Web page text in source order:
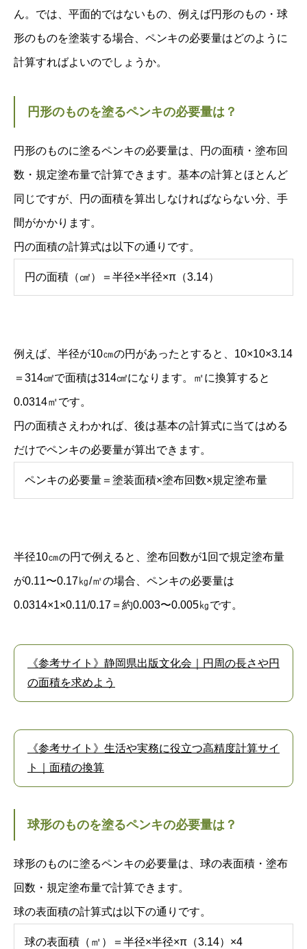
ん。では、平面的ではないもの、例えば円形のもの・球
形のものを塗装する場合、ペンキの必要量はどのように
計算すればよいのでしょうか。
円形のものを塗るペンキの必要量は？
円形のものに塗るペンキの必要量は、円の面積・塗布回
数・規定塗布量で計算できます。基本の計算とほとんど
同じですが、円の面積を算出しなければならない分、手
間がかかります。
円の面積の計算式は以下の通りです。
円の面積（㎠）＝半径×半径×π（3.14）
例えば、半径が10㎝の円があったとすると、10×10×3.14
＝314㎠で面積は314㎠になります。㎡に換算すると
0.0314㎡です。
円の面積さえわかれば、後は基本の計算式に当てはめる
だけでペンキの必要量が算出できます。
ペンキの必要量＝塗装面積×塗布回数×規定塗布量
半径10㎝の円で例えると、塗布回数が1回で規定塗布量
が0.11〜0.17㎏/㎡の場合、ペンキの必要量は
0.0314×1×0.11/0.17＝約0.003〜0.005㎏です。
《参考サイト》静岡県出版文化会｜円周の長さや円
の面積を求めよう
《参考サイト》生活や実務に役立つ高精度計算サイ
ト｜面積の換算
球形のものを塗るペンキの必要量は？
球形のものに塗るペンキの必要量は、球の表面積・塗布
回数・規定塗布量で計算できます。
球の表面積の計算式は以下の通りです。
球の表面積（㎡）＝半径×半径×π（3.14）×4